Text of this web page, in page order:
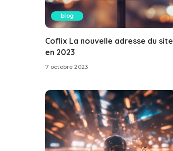
blog
Coflix La nouvelle adresse du site
en 2023
7 octobre 2023